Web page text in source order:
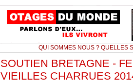
QUI SOMMES NOUS ? QUELLES
SOUTIEN BRETAGNE -
VIEILLES CHARRUES